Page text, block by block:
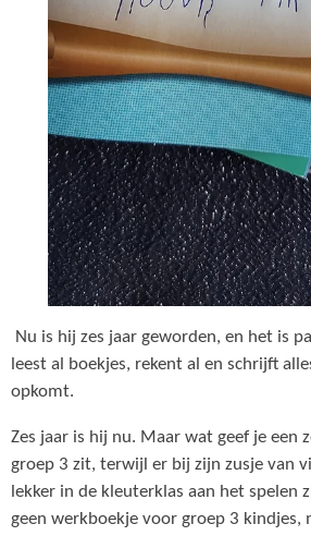
Nu is hij zes jaar geworden, en het is
leest al boekjes, rekent al en schrijft
opkomt.
Zes jaar is hij nu. Maar wat geef je een
groep 3 zit, terwijl er bij zijn zusje van
lekker in de kleuterklas aan het spelen
geen werkboekje voor groep 3 kindjes,